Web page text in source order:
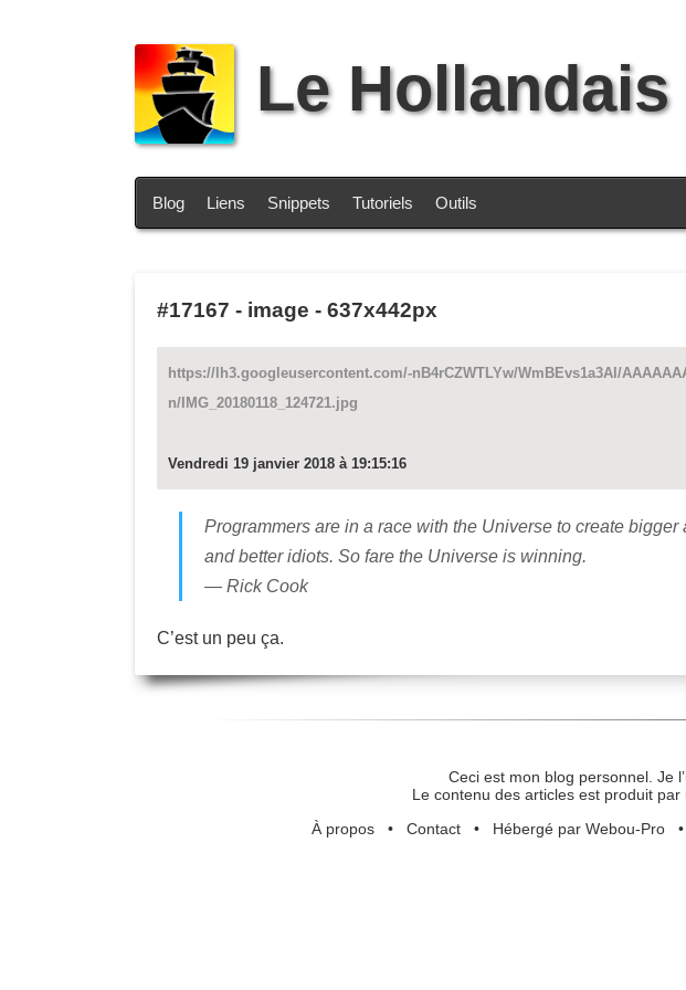
Le Hollandais
Blog Liens Snippets Tutoriels Outils
#17167 - image - 637x442px
https://lh3.googleusercontent.com/-nB4rCZWTLYw/WmBEvs1a3AI/
n/IMG_20180118_124721.jpg
Vendredi 19 janvier 2018 à 19:15:16
Programmers are in a race with the Universe to create
and better idiots. So fare the Universe is winning.
— Rick Cook
C’est un peu ça.
Ceci est mon blog personnel. Je
Le contenu des articles est produit
À propos• Contact• Hébergé par Webou-Pro